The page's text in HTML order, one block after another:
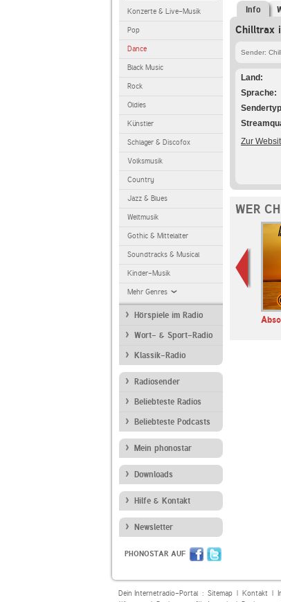
Konzerte & Live-Musik
Pop
Dance
Black Music
Rock
Oldies
Künstler
Schlager & Discofox
Volksmusik
Country
Jazz & Blues
Weltmusik
Gothic & Mittelalter
Soundtracks & Musical
Kinder-Musik
Mehr Genres
Hörspiele im Radio
Wort- & Sport-Radio
Klassik-Radio
Radiosender
Beliebteste Radios
Beliebteste Podcasts
Mein phonostar
Downloads
Hilfe & Kontakt
Newsletter
PHONOSTAR AUF
Info
Chilltrax
Sender:
Land
Sprache
Sendertyp
Zur
WER
Maretimo Lounge
Klassik Radio
Dein Internetradio-Portal : Sitemap| Kontakt|